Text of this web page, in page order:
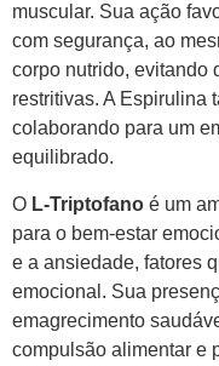
muscular. Sua ação
com segurança, ao
corpo nutrido, evitando
restritivas. A Espirulina
colaborando para um
equilibrado.
O L-Triptofano é um
para o bem-estar
e a ansiedade, fatores
emocional. Sua
emagrecimento
compulsão alimentar e